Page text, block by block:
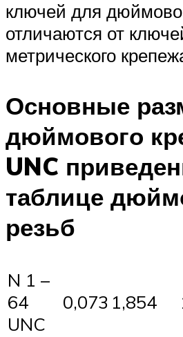
ключей для
отличаются от
метрического
Основные
дюймового
UNC
таблице
резьб
N 1 –
64
UNC
0,073 1,854